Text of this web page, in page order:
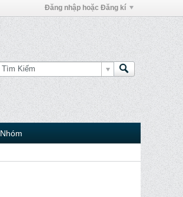
Đăng nhập hoặc Đăng kí
Nhóm